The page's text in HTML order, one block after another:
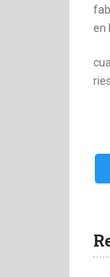
en